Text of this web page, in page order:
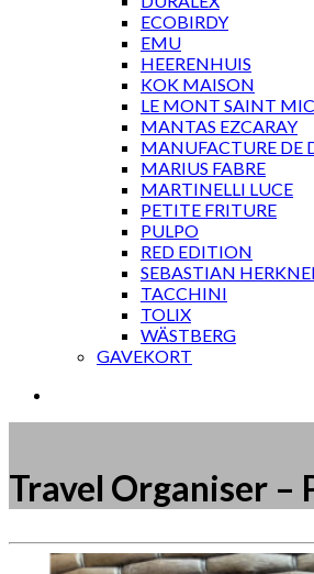
ECOBIRDY
EMU
HEERENHUIS
KOK MAISON
LE MONT SAINT
MANTAS EZCARAY
MANUFACTURE DE
MARIUS FABRE
MARTINELLI LUCE
PETITE FRITURE
PULPO
RED EDITION
SEBASTIAN
TACCHINI
TOLIX
WÄSTBERG
GAVEKORT
Travel Organiser –
Måske kunne nogle af disse